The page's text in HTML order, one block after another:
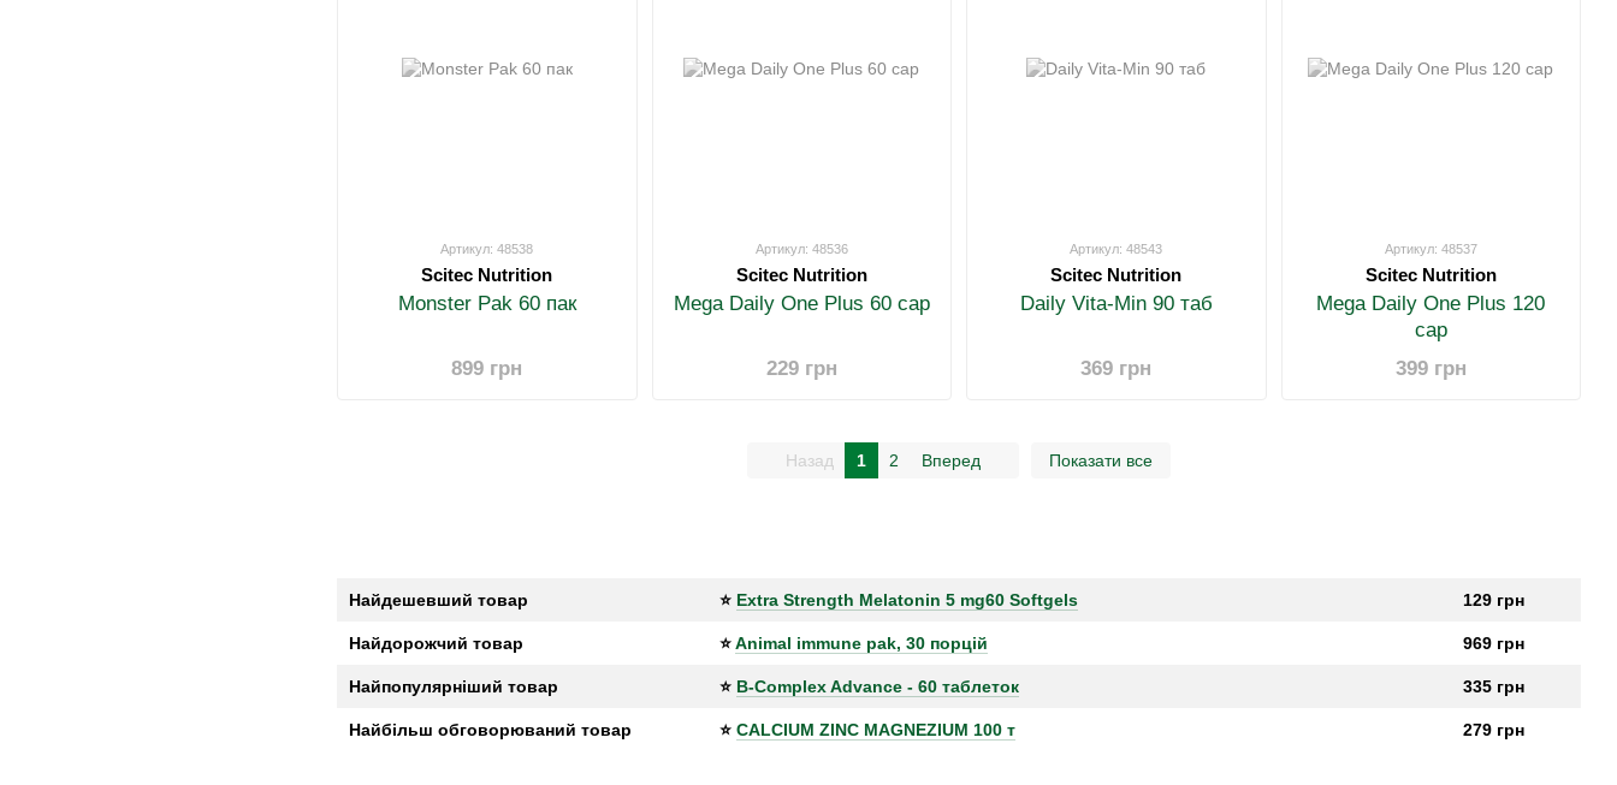
Найдешевший товар ⭐ Extra Strength Melatonin 5 mg60 Softgels 129 грн
Найдорожчий товар ⭐Animal immune pak, 30 порцій 969 грн
Найпопулярніший товар ⭐ B-Complex Advance - 60 таблеток 335 грн
Найбільш обговорюваний товар ⭐ CALCIUM ZINC MAGNEZIUM 100 т 279 грн
Артикул: 48538
Scitec Nutrition
Monster Pak 60 пак
899 грн
Артикул: 48536
Scitec Nutrition
Mega Daily One Plus 60 cap
229 грн
Артикул: 48543
Scitec Nutrition
Daily Vita-Min 90 таб
369 грн
Артикул: 48537
Scitec Nutrition
Mega Daily One Plus 120
cap
399 грн
Назад 1 2 Вперед Показати все